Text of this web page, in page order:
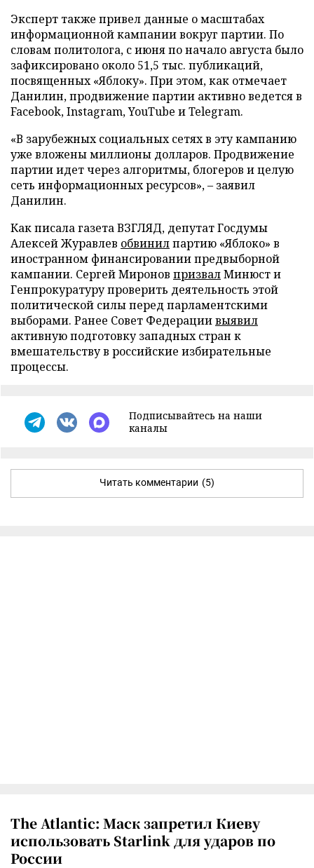
Эксперт также привел данные о масштабах
информационной кампании вокруг партии. По
словам политолога, с июня по начало августа было
зафиксировано около 51,5 тыс. публикаций,
посвященных «Яблоку». При этом, как отмечает
Данилин, продвижение партии активно ведется в
Facebook, Instagram, YouTube и Telegram.
«В зарубежных социальных сетях в эту кампанию
уже вложены миллионы долларов. Продвижение
партии идет через алгоритмы, блогеров и целую
сеть информационных ресурсов», – заявил
Данилин.
Как писала газета ВЗГЛЯД, депутат Госдумы
Алексей Журавлев обвинилпартию «Яблоко» в
иностранном финансировании предвыборной
кампании. Сергей Миронов призвалМинюст и
Генпрокуратуру проверить деятельность этой
политической силы перед парламентскими
выборами. Ранее Совет Федерациивыявил
активную подготовку западных стран к
вмешательству в российские избирательные
процессы.
Подписывайтесь на наши
каналы
Читать комментарии (5)
The Atlantic: Маск запретил Киеву
использовать Starlink для ударов по
России